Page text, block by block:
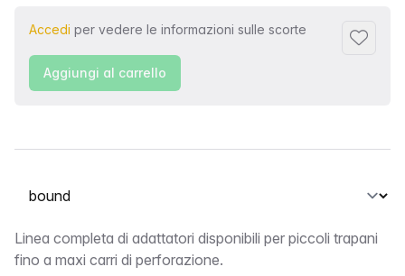
Accedi per vedere le informazioni sulle scorte
Aggiungi al carrello
Seleziona una scheda
bound
Linea completa di adattatori disponibili per piccoli trapani
fino a maxi carri di perforazione.